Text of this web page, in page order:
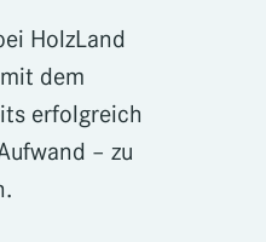
HolzLand
dem
erfolgreich
– zu